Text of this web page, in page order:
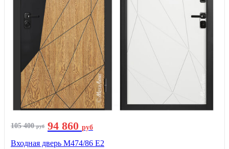
105 400руб 94 860 руб
Входная дверь М474/86 Е2